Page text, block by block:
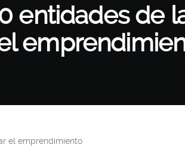
entidades de
el emprendimiento